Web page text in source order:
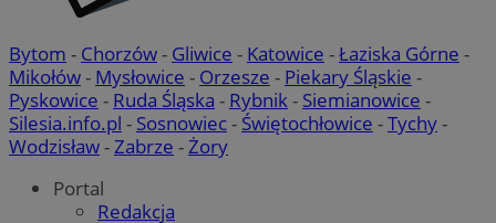
Bytom - Chorzów- Gliwice - Katowice -Łaziska Górne -
Mikołów- Mysłowice - Orzesze - Piekary Śląskie -
Pyskowice - Ruda Śląska - Rybnik - Siemianowice -
Silesia.info.pl - Sosnowiec- Świętochłowice -Tychy-
Wodzisław- Zabrze - Żory
Portal
Redakcja